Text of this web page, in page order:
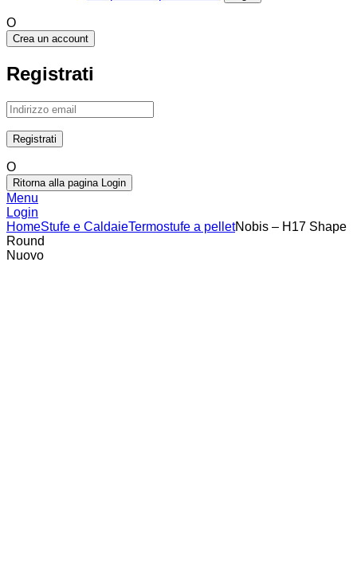
O
Crea un account
Registrati
O
Ritorna alla pagina Login
Menu
Login
HomeStufe e CaldaieTermostufe a pelletNobis – H17 Shape
Round
Nuovo